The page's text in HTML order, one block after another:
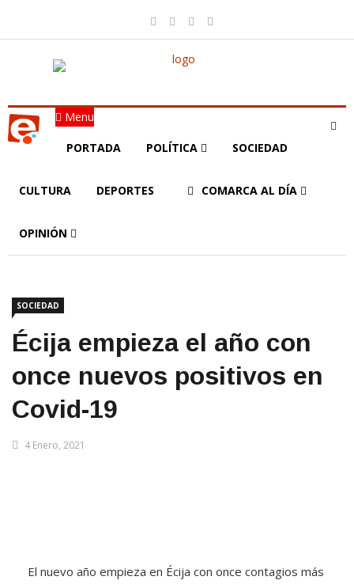
Menu
PORTADA POLÍTICA SOCIEDAD
CULTURA DEPORTES COMARCA AL DÍA
OPINIÓN
SOCIEDAD
Écija empieza el año con
once nuevos positivos en
Covid-19
4 Enero, 2021
El nuevo año empieza en Écija con once contagios más